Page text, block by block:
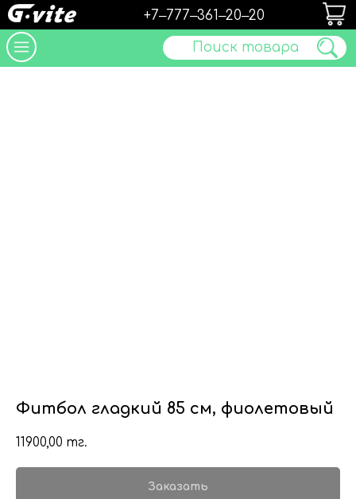
Поиск товара
+7‒777‒361‒20‒20
Фитбол гладкий 85 см, фиолетовый
11900,00 тг.
Заказать